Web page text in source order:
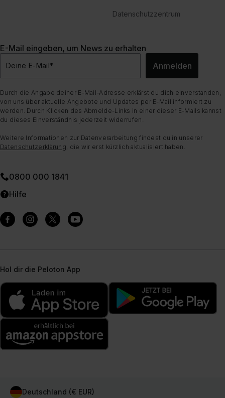
Datenschutzzentrum
E-Mail eingeben, um News zu erhalten
Deine E-Mail* Anmelden
Durch die Angabe deiner E-Mail-Adresse erklärst du dich einverstanden,
von uns über aktuelle Angebote und Updates per E-Mail informiert zu
werden. Durch Klicken des Abmelde-Links in einer dieser E-Mails kannst
du dieses Einverständnis jederzeit widerrufen.
Weitere Informationen zur Datenverarbeitung findest du in unserer
Datenschutzerklärung , die wir erst kürzlich aktualisiert haben.
0800 000 1841
Hilfe
Hol dir die Peloton App
Deutschland (€ EUR)